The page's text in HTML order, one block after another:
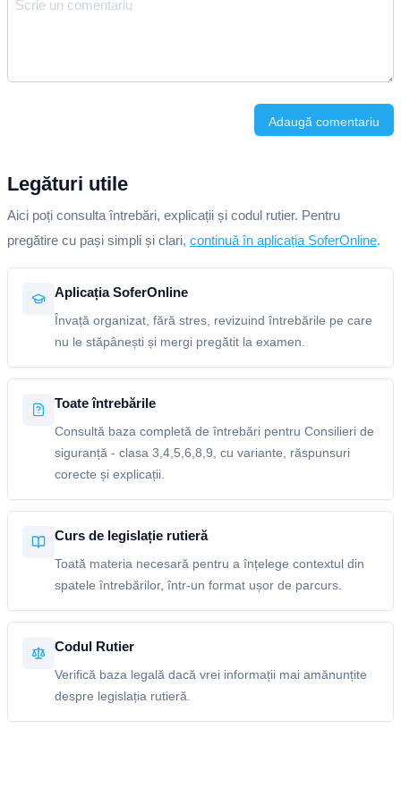
Adaugă comentariu
Legături utile
Aici poți consulta întrebări, explicații și codul rutier. Pentru
pregătire cu pași simpli și clari, continuă în aplicația SoferOnline.
Aplicația SoferOnline
Învață organizat, fără stres, revizuind întrebările pe care
nu le stăpânești și mergi pregătit la examen.
Toate întrebările
Consultă baza completă de întrebări pentru Consilieri de
siguranță - clasa 3,4,5,6,8,9, cu variante, răspunsuri
corecte și explicații.
Curs de legislație rutieră
Toată materia necesară pentru a înțelege contextul din
spatele întrebărilor, într-un format ușor de parcurs.
Codul Rutier
Verifică baza legală dacă vrei informații mai amănunțite
despre legislația rutieră.